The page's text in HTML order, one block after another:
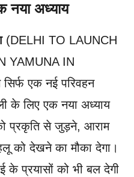
नया अध्याय
(DELHI TO LAUNCH
YAMUNA IN
एक नई परिवहन
के लिए एक नया अध्याय
प्रकृति से जुड़ने, आराम
देखने का मौका देगा।
के प्रयासों को भी बल देगी